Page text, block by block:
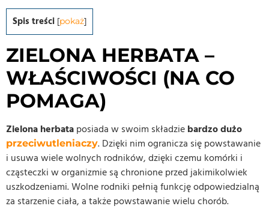
Spis treści [pokaż]
ZIELONA HERBATA –
WŁAŚCIWOŚCI (NA CO
POMAGA)
Zielona herbata posiada w swoim składzie bardzo dużo
przeciwutleniaczy. Dzięki nim ogranicza się powstawanie
i usuwa wiele wolnych rodników, dzięki czemu komórki i
cząsteczki w organizmie są chronione przed jakimikolwiek
uszkodzeniami. Wolne rodniki pełnią funkcję odpowiedzialną
za starzenie ciała, a także powstawanie wielu chorób.